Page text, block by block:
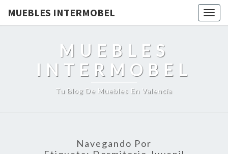
MUEBLES INTERMOBEL
MUEBLES
INTERMOBEL
Tu Blog De Muebles En Valencia
Navegando Por